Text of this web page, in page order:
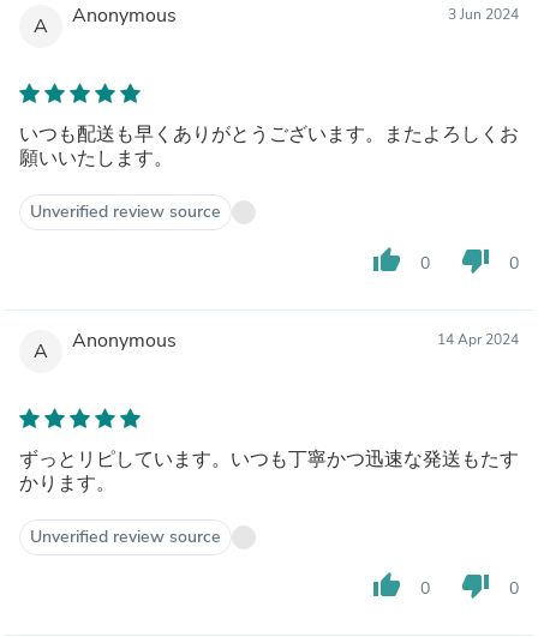
A Anonymous 3 Jun 2024
いつも配送も早くありがとうございます。またよろしくお
願いいたします。
Unverified review source
thumb_up 0 thumb_down 0
A Anonymous 14 Apr 2024
ずっとリピしています。いつも丁寧かつ迅速な発送もたす
かります。
Unverified review source
thumb_up 0 thumb_down 0